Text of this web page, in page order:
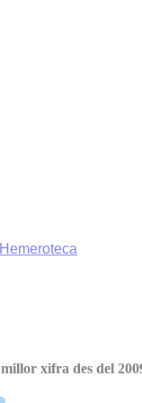
Hemeroteca
xifra des del